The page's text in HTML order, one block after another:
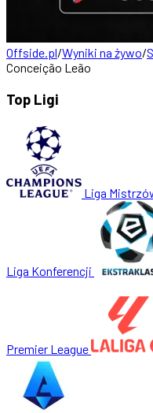
Offside.pl/Wyniki na żywo/
Conceição Leão
Top Ligi
Liga
Liga Konferencji
Premier League